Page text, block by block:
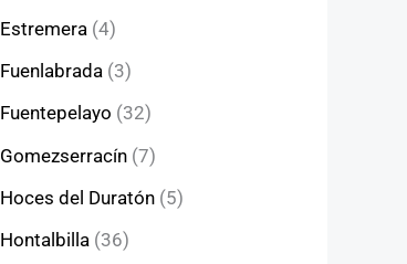
Estremera (4)
Fuenlabrada (3)
Fuentepelayo (32)
Gomezserracín (7)
Hoces del Duratón (5)
Hontalbilla (36)